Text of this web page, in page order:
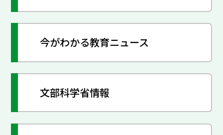
今がわかる教育ニュース
文部科学省情報